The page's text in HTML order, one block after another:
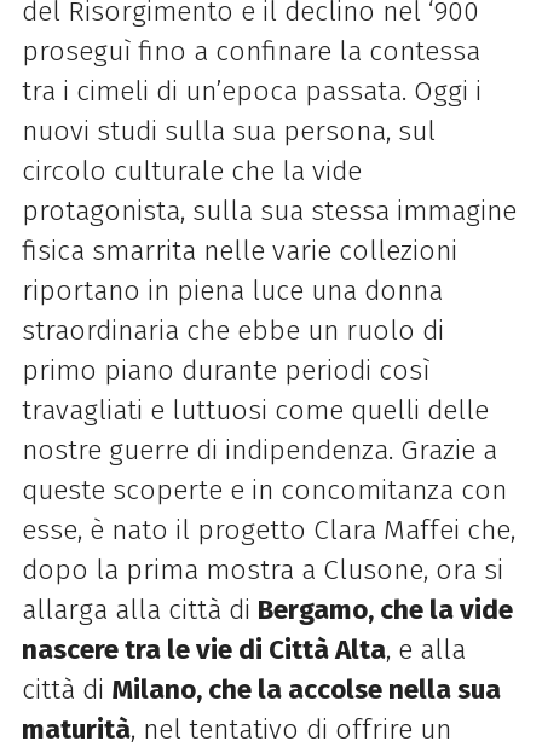
del Risorgimento e il declino nel ‘900
proseguì fino a confinare la contessa
tra i cimeli di un’epoca passata. Oggi i
nuovi studi sulla sua persona, sul
circolo culturale che la vide
protagonista, sulla sua stessa immagine
fisica smarrita nelle varie collezioni
riportano in piena luce una donna
straordinaria che ebbe un ruolo di
primo piano durante periodi così
travagliati e luttuosi come quelli delle
nostre guerre di indipendenza. Grazie a
queste scoperte e in concomitanza con
esse, è nato il progetto Clara Maffei che,
dopo la prima mostra a Clusone, ora si
allarga alla città di Bergamo, che la vide
nascere tra le vie di Città Alta, e alla
città di Milano, che la accolse nella sua
maturità, nel tentativo di offrire un